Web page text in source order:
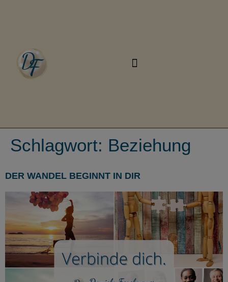
Schlagwort: Beziehung
DER WANDEL BEGINNT IN DIR